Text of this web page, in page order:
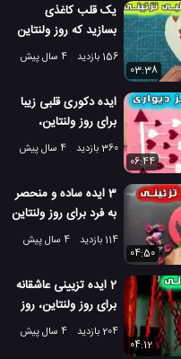
یک قلب کاغذی
بسازید که روز ولنتاین
شما را خاص تر کند
156 بازدید
4 سال پیش
03:38
ایده دکوری قلبی زیبا
برای روز ولنتاین،
مراسم و جشن ها
360 بازدید
4 سال پیش
06:44
3 ایده ساده و منحصر
به فرد برای روز ولنتاین
114 بازدید
4 سال پیش
04:50
2 ایده تزیینی عاشقانه
برای روز ولنتاین، روز
جهانی عشق
204 بازدید
4 سال پیش
04:12